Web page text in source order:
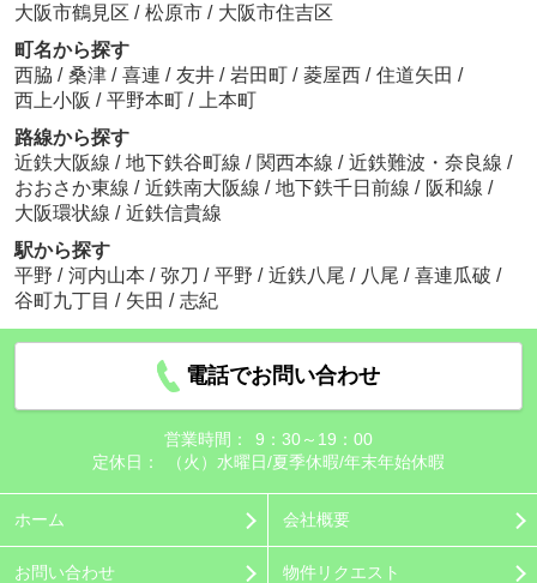
大阪市鶴見区 / 松原市 / 大阪市住吉区
町名から探す
西脇 / 桑津 / 喜連 / 友井 / 岩田町 / 菱屋西 / 住道矢田 /
西上小阪 / 平野本町 /
上本町
路線から探す
近鉄大阪線 / 地下鉄谷町線 / 関西本線 / 近鉄難波・奈良線 /
おおさか東線 / 近鉄南大阪線 / 地下鉄千日前線 / 阪和線 /
大阪環状線 / 近鉄信貴線
駅から探す
平野 / 河内山本 / 弥刀 / 平野 / 近鉄八尾 / 八尾 / 喜連瓜破 /
谷町九丁目 / 矢田 / 志紀
電話でお問い合わせ
営業時間：
9：30～19：00
定休日：
（火）水曜日/夏季休暇/年末年始休暇
ホーム 会社概要
お問い合わせ 物件リクエスト